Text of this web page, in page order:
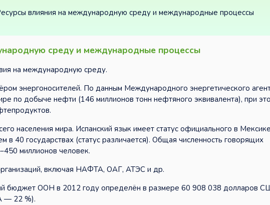
влияния на международную среду и международные процессы
среду и международные процессы
на международную среду.
энергоносителей. По данным Международного энергетического
по добыче нефти (146 миллионов тонн нефтяного эквивалента), при
населения мира. Испанский язык имеет статус официального в
в 40 государствах (статус различается). Общая численность говорящих
миллионов человек.
включая НАФТА, ОАГ, АТЭС и др.
бюджет ООН в 2012 году определён в размере 60 908 038 долларов
— 22 %).